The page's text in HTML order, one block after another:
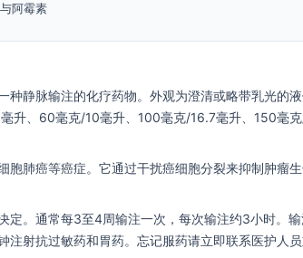
阿霉素
种静脉输注的化疗药物。外观为澄清或略带乳光的
升、60毫克/10毫升、100毫克/16.7毫升、150毫克
胞肺癌等癌症。它通过干扰癌细胞分裂来抑制肿瘤生
定。通常每3至4周输注一次，每次输注约3小时。
射抗过敏药和胃药。忘记服药请立即联系医护人